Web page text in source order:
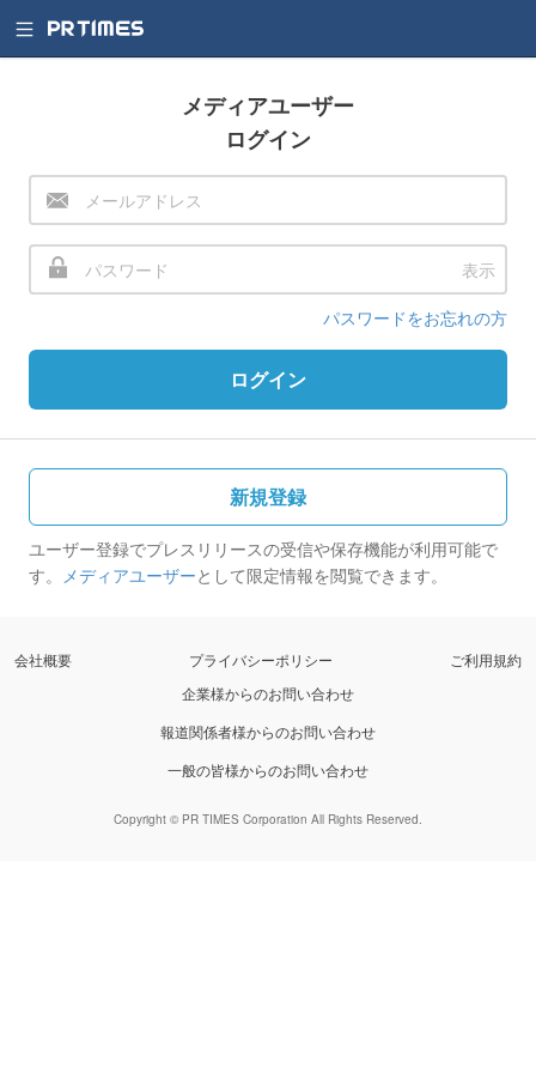
メディアユーザー
ログイン
表示
パスワードをお忘れの方
ログイン
新規登録
ユーザー登録でプレスリリースの受信や保存機能が利用可能で
す。 メディアユーザーとして限定情報を閲覧できます。
会社概要 プライバシーポリシー
ご利用規約
企業様からのお問い合わせ
報道関係者様からのお問い合わせ
一般の皆様からのお問い合わせ
Copyright © PR TIMES Corporation All Rights Reserved.